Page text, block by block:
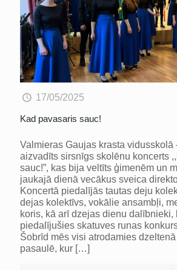
17/05/2025
Kad pavasaris sauc!
Valmieras Gaujas krasta vidusskolā
aizvadīts sirsnīgs skolēnu koncerts
sauc!”, kas bija veltīts ģimenēm un
jaukajā dienā vecākus sveica
Koncertā piedalījās tautas deju
dejas kolektīvs, vokālie ansambļi,
koris, kā arī dzejas dienu dalībnieki,
piedalījušies skatuves runas
Šobrīd mēs visi atrodamies
pasaulē, kur […]